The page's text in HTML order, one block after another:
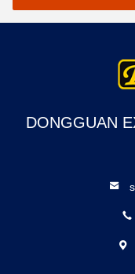
tourisme
DONGGUAN